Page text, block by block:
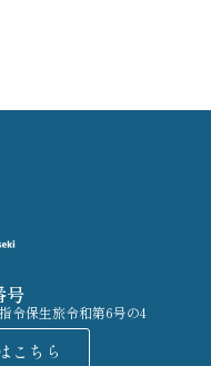
号
令保生旅令和第6号の4
こちら